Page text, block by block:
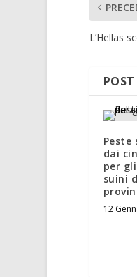
L’Hellas
Peste
dai
per
suini
12